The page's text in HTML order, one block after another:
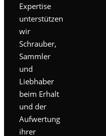
Expertise
unterstützen
wir
Schrauber,
Sammler
und
Liebhaber
beim Erhalt
und der
Aufwertung
ihrer